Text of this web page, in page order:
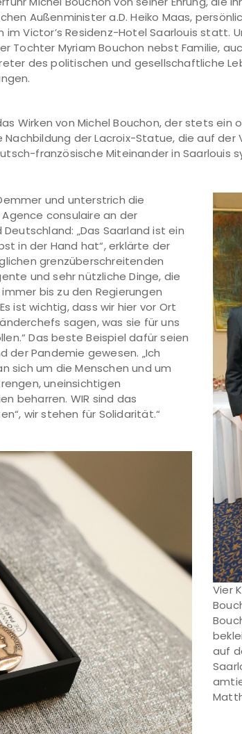
Außenminister a.D. Heiko Maas,
im Victor’s Residenz-Hotel Saarlouis
Tochter Myriam Bouchon nebst Familie,
des politischen und gesellschaftliche
Wirken von Michel Bouchon, der stets
der Lacroix-Statue, die auf
französische Miteinander in Saarlouis
und unterstrich die
consulaire an der
„Das Saarland ist ein
in der Hand hat“, erklärte der
grenzüberschreitenden
und sehr nützliche Dinge, die
bis zu den Regierungen
ist wichtig, dass wir hier vor Ort
sagen, was sie für uns
Das beste Beispiel dafür seien
der Pandemie gewesen. „Ich
sich um die Menschen und um
uneinsichtigen
beharren. WIR sind das
wir stehen für Solidarität.“
Vier
auf